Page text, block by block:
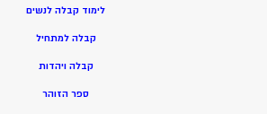
לימוד קבלה לנשים
קבלה למתחיל
קבלה ויהדות
ספר הזוהר